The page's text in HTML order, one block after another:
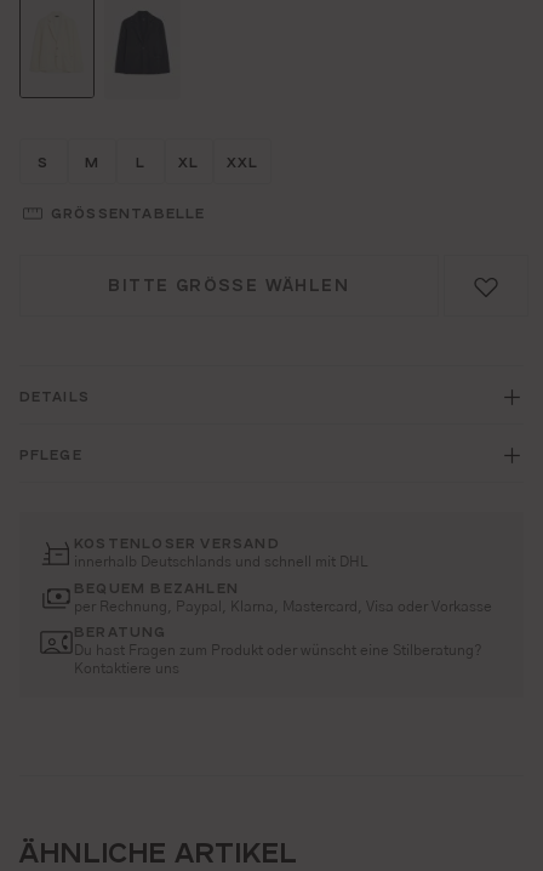
Größe wählen
S Größe wählen
M Größe wählen
L Größe wählen
XL Größe wählen
XXL
GRÖSSENTABELLE
BITTE GRÖSSE WÄHLEN
DETAILS
PFLEGE
KOSTENLOSER VERSAND
innerhalb Deutschlands und schnell mit DHL
BEQUEM BEZAHLEN
per Rechnung, Paypal, Klarna, Mastercard, Visa oder Vorkasse
BERATUNG
Du hast Fragen zum Produkt oder wünscht eine Stilberatung?
Kontaktiere uns
ÄHNLICHE ARTIKEL